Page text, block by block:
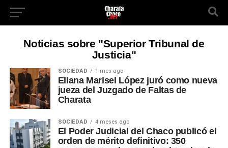
Noticias sobre "Superior Tribunal de
Justicia"
SOCIEDAD 1 mes ago
Eliana Marisel López juró como nueva
jueza del Juzgado de Faltas de
Charata
SOCIEDAD 4 meses ago
El Poder Judicial del Chaco publicó el
orden de mérito definitivo: 350